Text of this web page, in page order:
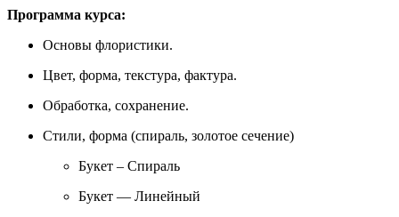
Программа курса:
Основы флористики.
Цвет, форма, текстура, фактура.
Обработка, сохранение.
Стили, форма (спираль, золотое сечение)
Букет – Спираль
Букет — Линейный